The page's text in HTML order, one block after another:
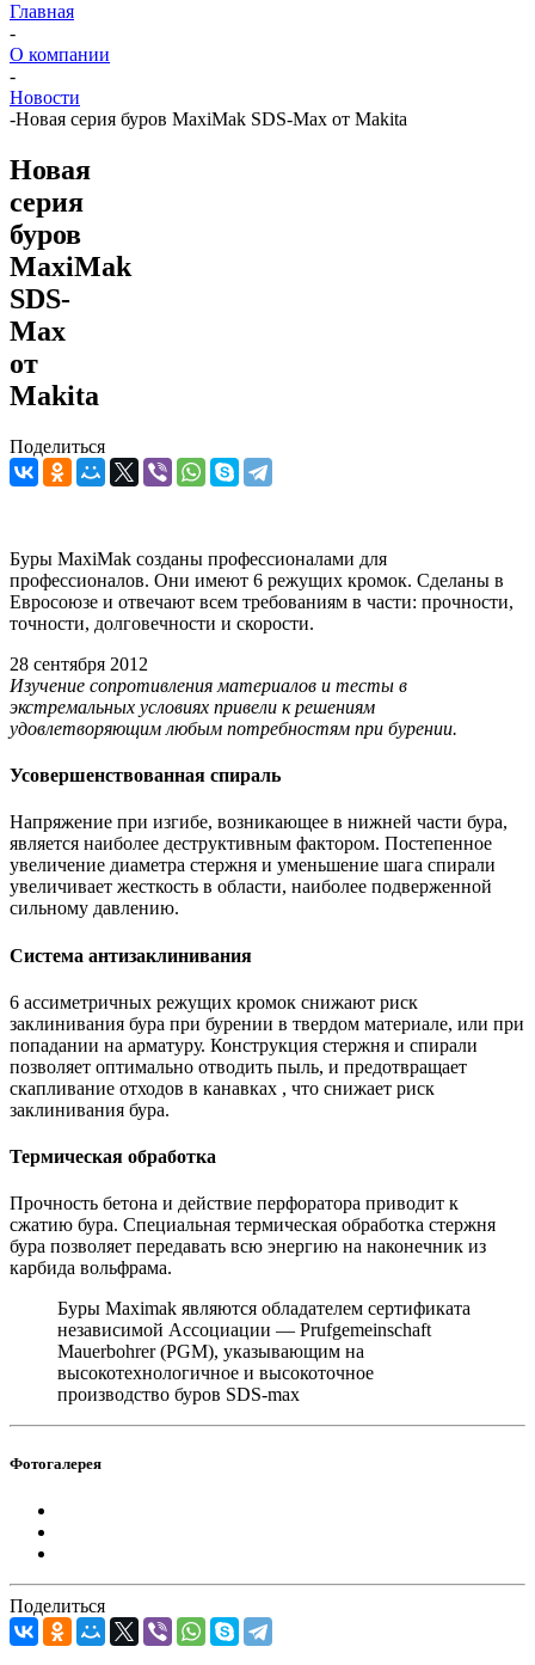
Главная
-
О компании
-
Новости
-Новая серия буров MaxiMak SDS-Max от Makita
Новая
серия
буров
MaxiMak
SDS-
Max
от
Makita
Поделиться
Буры MaxiMak созданы профессионалами для
профессионалов. Они имеют 6 режущих кромок. Сделаны в
Евросоюзе и отвечают всем требованиям в части: прочности,
точности, долговечности и скорости.
28 сентября 2012
Изучение сопротивления материалов и тесты в
экстремальных условиях привели к решениям
удовлетворяющим любым потребностям при бурении.
Усовершенствованная спираль
Напряжение при изгибе, возникающее в нижней части бура,
является наиболее деструктивным фактором. Постепенное
увеличение диаметра стержня и уменьшение шага спирали
увеличивает жесткость в области, наиболее подверженной
сильному давлению.
Система антизаклинивания
6 ассиметричных режущих кромок снижают риск
заклинивания бура при бурении в твердом материале, или при
попадании на арматуру. Конструкция стержня и спирали
позволяет оптимально отводить пыль, и предотвращает
скапливание отходов в канавках , что снижает риск
заклинивания бура.
Термическая обработка
Прочность бетона и действие перфоратора приводит к
сжатию бура. Специальная термическая обработка стержня
бура позволяет передавать всю энергию на наконечник из
карбида вольфрама.
Буры Maximak являются обладателем сертификата
независимой Ассоциации — Prufgemeinschaft
Mauerbohrer (PGM), указывающим на
высокотехнологичное и высокоточное
производство буров SDS-max
Фотогалерея
Поделиться